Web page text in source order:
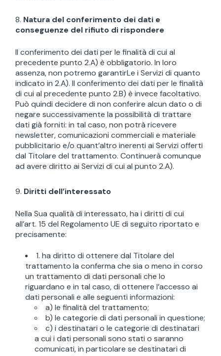
Natura del conferimento dei dati e
conseguenze del rifiuto di rispondere
Il conferimento dei dati per le finalità di cui al
precedente punto 2.A) è obbligatorio. In loro
assenza, non potremo garantirLe i Servizi di quanto
indicato in 2.A). Il conferimento dei dati per le finalità
di cui al precedente punto 2.B) è invece facoltativo.
Può quindi decidere di non conferire alcun dato o di
negare successivamente la possibilità di trattare
dati già forniti: in tal caso, non potrà ricevere
newsletter, comunicazioni commerciali e materiale
pubblicitario e/o quant’altro inerenti ai Servizi offerti
dal Titolare del trattamento. Continuerà comunque
ad avere diritto ai Servizi di cui al punto 2.A).
Diritti dell’interessato
Nella Sua qualità di interessato, ha i diritti di cui
all’art. 15 del Regolamento UE di seguito riportato e
precisamente:
1. ha diritto di ottenere dal Titolare del
trattamento la conferma che sia o meno in corso
un trattamento di dati personali che lo
riguardano e in tal caso, di ottenere l’accesso ai
dati personali e alle seguenti informazioni:
a) le finalità del trattamento;
b) le categorie di dati personali in questione;
c) i destinatari o le categorie di destinatari
a cui i dati personali sono stati o saranno
comunicati, in particolare se destinatari di